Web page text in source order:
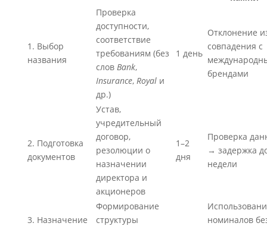
1. Выбор
названия
Проверка
доступности,
соответствие
требованиям (без
слов Bank,
Insurance, Royalи
др.)
1 день
Отклонение
совпадения с
брендами
2. Подготовка
документов
Устав,
учредительный
договор,
резолюции о
назначении
директора и
акционеров
1–2
дня
Проверка
→ задержка
недели
3. Назначение
Формирование
структуры
номиналов